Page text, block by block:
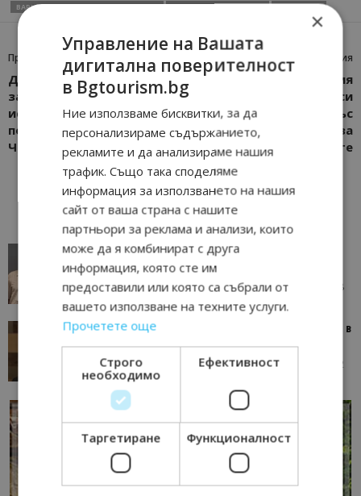
ВАРНЕНСКА ТУРИСТИЧЕСКА КАМАРА
КУЛИНАРЕН ФЕСТИВАЛ НИКУЛДЕН
Предишна статия
Документална поредица
за първи път събира
историите на носовете
по Българското
Черноморие
Следваща статия
Времето лети: „България
Еър“ отбелязва 20-ата си
годишнина със
специални изненади за
пътниците
AI в туризма: защо камериерка може да се
окаже по-трудна за...
AI Travel Economy с Елица Стоилова 05/08/2026 08:28
Тим Браун: Хотелите губят пари заради грешки в
данните и липсващи...
AI Travel Economy с Елица Стоилова 13/07/2026 09:02
×
Управление на Вашата
дигитална поверителност
в Bgtourism.bg
Ние използваме бисквитки, за да
персонализираме съдържанието,
рекламите и да анализираме нашия
трафик. Също така споделяме
информация за използването на нашия
сайт от ваша страна с нашите
партньори за реклама и анализи, които
може да я комбинират с друга
информация, която сте им
предоставили или която са събрали от
вашето използване на техните услуги.
Прочетете още
Строго
необходимо
Ефективност
Таргетиране Функционалност